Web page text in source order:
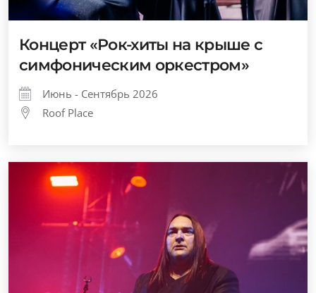
Концерт «Рок-хиты на крыше с
симфоническим оркестром»
Июнь - Сентябрь 2026
Roof Place